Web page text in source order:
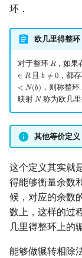
环．
欧几里得整环
对于整环 𝑅
R，如果
∈ 𝑅且𝑏 ≠ 0
b ≠0 ，都
< 𝑁(𝑏) ，则称整环
映射 𝑁
N称为欧几里
其他等价定义
这个定义其实就
得能够衡量余数
候，对应的余数
数上，这样的过
几里得整环上的
能够做辗转相除